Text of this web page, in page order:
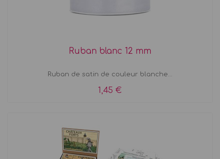
Ruban blanc 12 mm
Ruban de satin de couleur blanche...
1,45 €